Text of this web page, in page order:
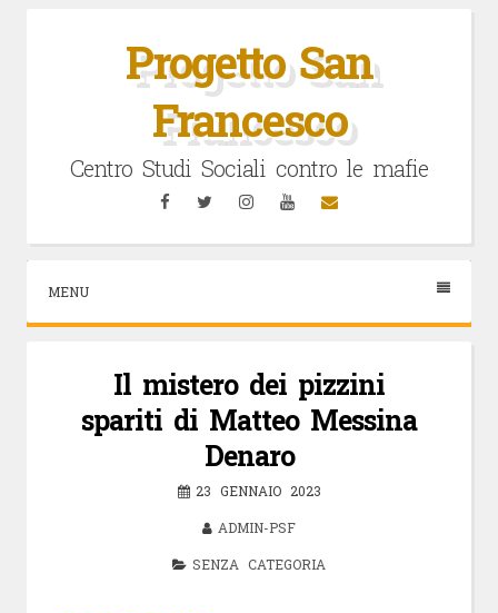
Progetto San
Francesco
Centro Studi Sociali contro le mafie
FacebookTwitterInstagramYouTubeEmail
MENU
Il mistero dei pizzini
spariti di Matteo Messina
Denaro
23 GENNAIO 2023
ADMIN-PSF
SENZA CATEGORIA